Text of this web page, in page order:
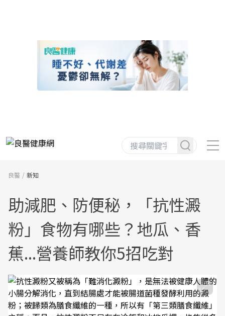
良醫 新知
助減肥、防便秘，「抗性澱
粉」食物有哪些？地瓜、香
蕉...營養師教你5招吃對